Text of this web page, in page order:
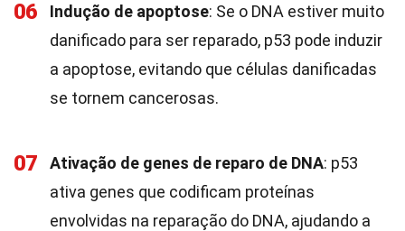
06 Indução de apoptose: Se o DNA estiver muito
danificado para ser reparado, p53 pode induzir
a apoptose, evitando que células danificadas
se tornem cancerosas.
07 Ativação de genes de reparo de DNA: p53
ativa genes que codificam proteínas
envolvidas na reparação do DNA, ajudando a